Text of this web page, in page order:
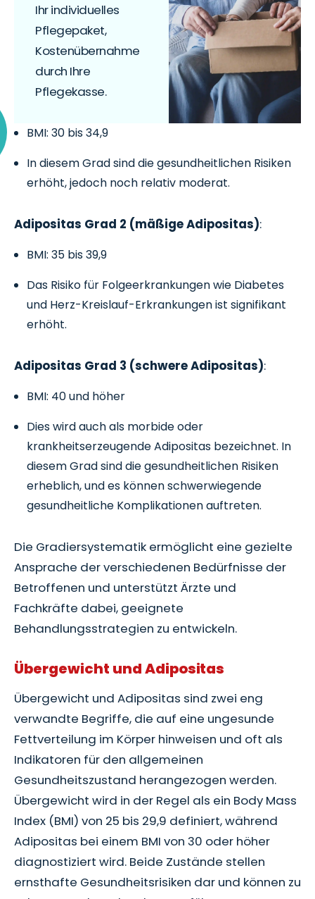
Ihr individuelles
Pflegepaket,
Kostenübernahme
durch Ihre
Pflegekasse.
BMI: 30 bis 34,9
In diesem Grad sind die gesundheitlichen Risiken
erhöht, jedoch noch relativ moderat.
Adipositas Grad 2 (mäßige Adipositas):
BMI: 35 bis 39,9
Das Risiko für Folgeerkrankungen wie Diabetes
und Herz-Kreislauf-Erkrankungen ist signifikant
erhöht.
Adipositas Grad 3 (schwere Adipositas):
BMI: 40 und höher
Dies wird auch als morbide oder
krankheitserzeugende Adipositas bezeichnet. In
diesem Grad sind die gesundheitlichen Risiken
erheblich, und es können schwerwiegende
gesundheitliche Komplikationen auftreten.
Die Gradiersystematik ermöglicht eine gezielte
Ansprache der verschiedenen Bedürfnisse der
Betroffenen und unterstützt Ärzte und
Fachkräfte dabei, geeignete
Behandlungsstrategien zu entwickeln.
Übergewicht und Adipositas
Übergewicht und Adipositas sind zwei eng
verwandte Begriffe, die auf eine ungesunde
Fettverteilung im Körper hinweisen und oft als
Indikatoren für den allgemeinen
Gesundheitszustand herangezogen werden.
Übergewicht wird in der Regel als ein Body Mass
Index (BMI) von 25 bis 29,9 definiert, während
Adipositas bei einem BMI von 30 oder höher
diagnostiziert wird. Beide Zustände stellen
ernsthafte Gesundheitsrisiken dar und können zu